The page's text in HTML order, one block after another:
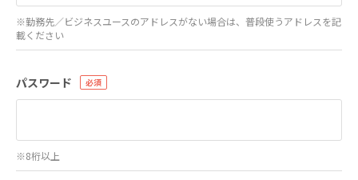
※勤務先／ビジネスユースのアドレスがない場合は、普段使うアドレスを記
載ください
パスワード
※8桁以上